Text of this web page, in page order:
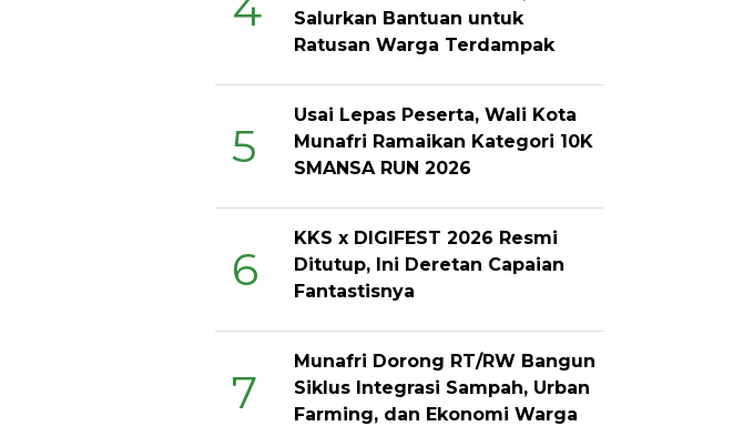
Salurkan Bantuan untuk
Ratusan Warga Terdampak
5
Usai Lepas Peserta, Wali Kota
Munafri Ramaikan Kategori 10K
SMANSA RUN 2026
6
KKS x DIGIFEST 2026 Resmi
Ditutup, Ini Deretan Capaian
Fantastisnya
7
Munafri Dorong RT/RW Bangun
Siklus Integrasi Sampah, Urban
Farming, dan Ekonomi Warga